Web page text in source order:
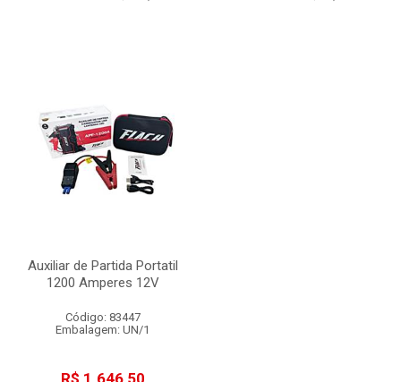
Auxiliar de Partida Portatil
1200 Amperes 12V
Código: 83447
Embalagem: UN/1
R$ 1.646,50